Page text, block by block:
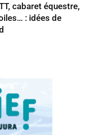
cabaret équestre,
: idées de